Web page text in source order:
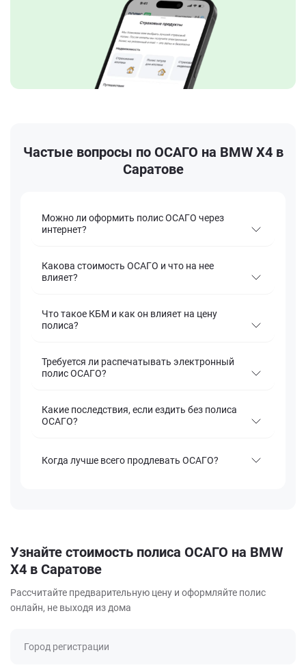
Частые вопросы по ОСАГО на BMW X4 в
Саратове
Можно ли оформить полис ОСАГО через
интернет?
Какова стоимость ОСАГО и что на нее
влияет?
Что такое КБМ и как он влияет на цену
полиса?
Требуется ли распечатывать электронный
полис ОСАГО?
Какие последствия, если ездить без полиса
ОСАГО?
Когда лучше всего продлевать ОСАГО?
Узнайте стоимость полиса ОСАГО на BMW
X4 в Саратове
Рассчитайте предварительную цену и оформляйте полис
онлайн, не выходя из дома
Город регистрации